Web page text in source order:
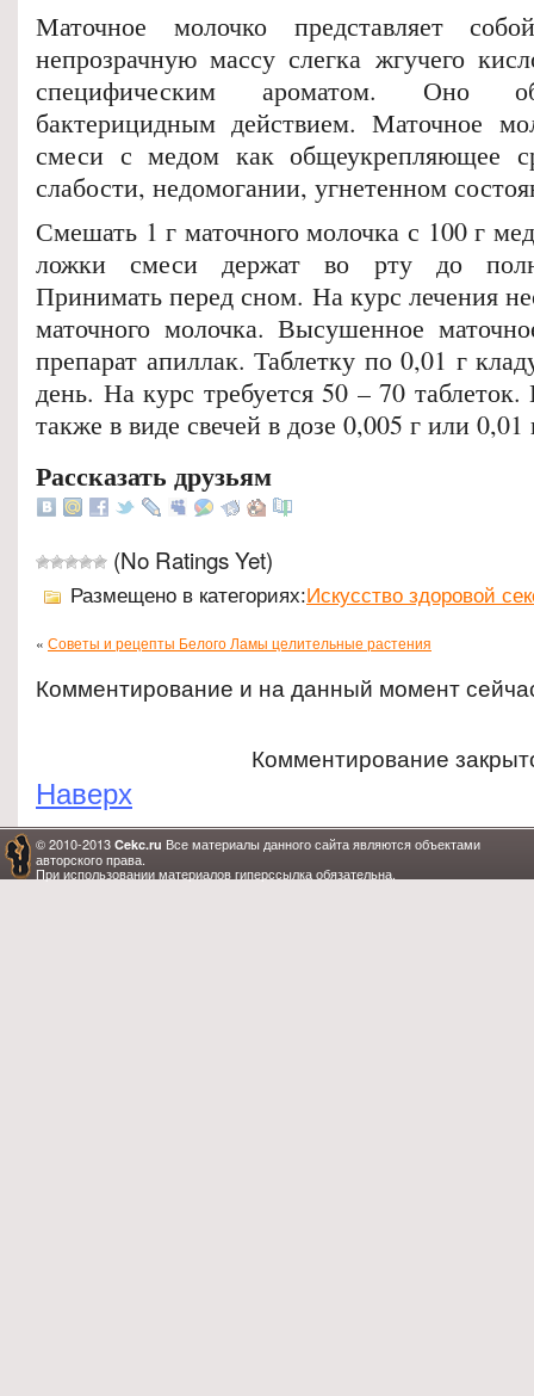
Маточное молочко представляет
непрозрачную массу слегка жгучего
специфическим ароматом. Оно
бактерицидным действием. Маточное
смеси с медом как общеукрепляющее
слабости, недомогании, угнетенном
Смешать 1 г маточного молочка с 100 г
ложки смеси держат во рту до
Принимать перед сном. На курс лечения
маточного молочка. Высушенное
препарат апиллак. Таблетку по 0,01 г
день. На курс требуется 50 – 70
также в виде свечей в дозе 0,005 г или 0,01
Рассказать друзьям
(No Ratings Yet)
Размещено в категориях:Искусство здоровой
« Советы и рецепты Белого Ламы целительные растения
Комментирование и на данный момент
Комментирование
Наверх
© 2010-2013 Cekc.ru Все материалы данного сайта являются объектами
авторского права.
При использовании материалов гиперссылка обязательна.